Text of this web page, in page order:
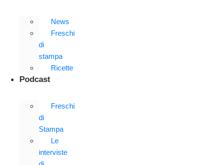
News
Freschi
di
stampa
Ricette
Podcast
Freschi
di
Stampa
Le
interviste